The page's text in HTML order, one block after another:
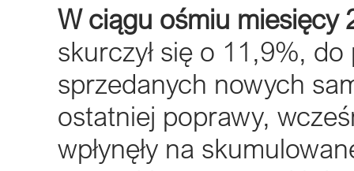
W ciągu ośmiu miesięcy
skurczył się o 11,9%,
sprzedanych nowych
ostatniej poprawy,
wpłynęły na